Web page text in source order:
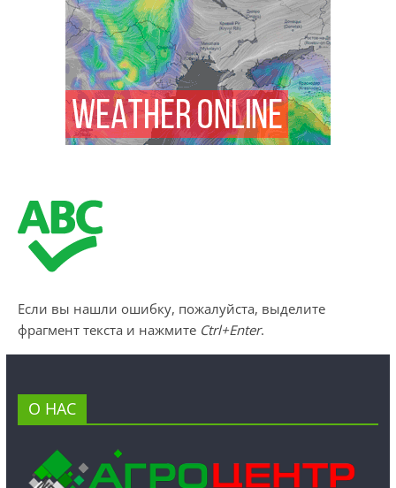
Если вы нашли ошибку, пожалуйста, выделите
фрагмент текста и нажмите Ctrl+Enter.
О НАС